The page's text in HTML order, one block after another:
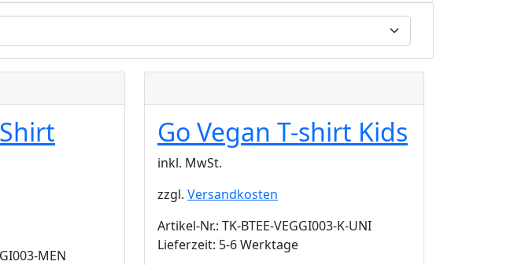
MEN
Go Vegan T-shirt Kids
inkl. MwSt.
zzgl. Versandkosten
Artikel-Nr.: TK-BTEE-VEGGI003-K-UNI
Lieferzeit: 5-6 Werktage